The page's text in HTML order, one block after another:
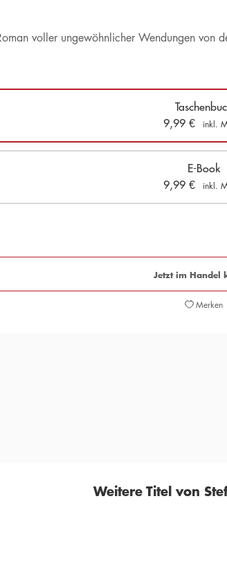
voller ungewöhnlicher Wendungen von
9,99€ inkl.
E-Book
9,99€ inkl.
Jetzt im Handel
Merken
Weitere Titel von